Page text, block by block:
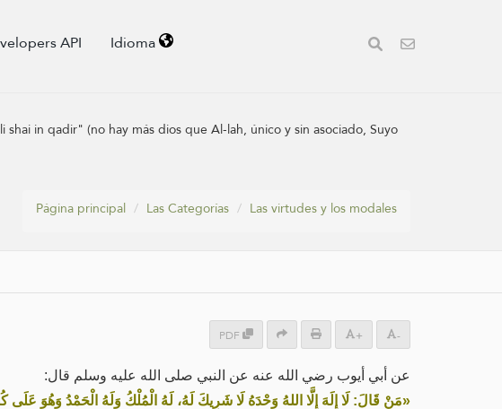
API Idioma
in qadir" (no hay más dios que Al-lah, único y sin asociado, Suyo
Página principal Las Categorías Las virtudes y los modales
PDF + -
عن أبي أيوب رضي الله عنه عن النبي صلى الله عليه وسلم قال:
«مَنْ قَالَ: لَا إِلَهَ إِلَّا اللهُ وَحْدَهُ لَا شَرِيكَ لَهُ، لَهُ الْمُلْكُ وَلَهُ الْحَمْدُ